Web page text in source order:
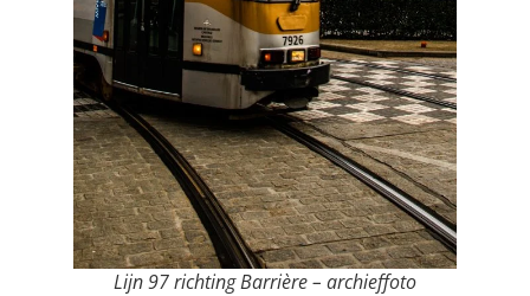
Lijn 97 richting Barrière – archieffoto